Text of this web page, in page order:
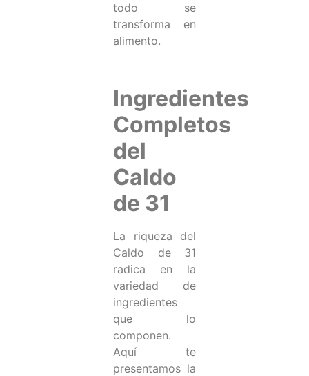
todo se
transforma en
alimento.
Ingredientes
Completos
del
Caldo
de 31
La riqueza del
Caldo de 31
radica en la
variedad de
ingredientes
que lo
componen.
Aquí te
presentamos la